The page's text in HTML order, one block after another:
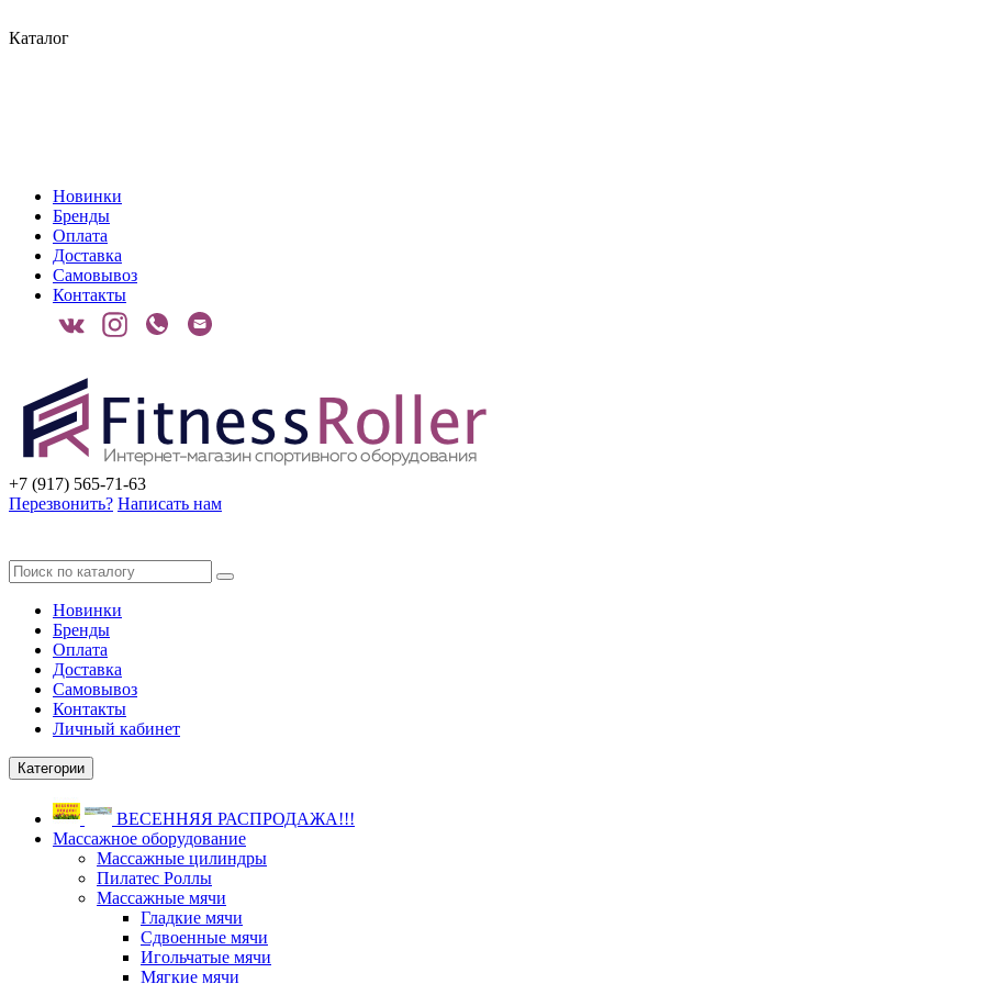
Каталог
Новинки
Бренды
Оплата
Доставка
Самовывоз
Контакты
+7 (917) 565-71-63
Перезвонить? Написать нам
Новинки
Бренды
Оплата
Доставка
Самовывоз
Контакты
Личный кабинет
Категории
ВЕСЕННЯЯ РАСПРОДАЖА!!!
Массажное оборудование
Массажные цилиндры
Пилатес Роллы
Массажные мячи
Гладкие мячи
Сдвоенные мячи
Игольчатые мячи
Мягкие мячи